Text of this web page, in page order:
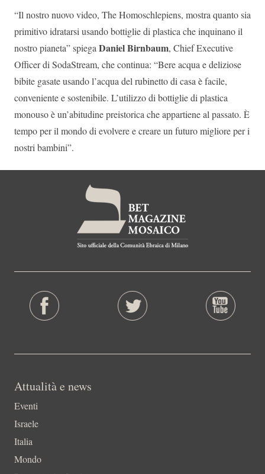
“Il nostro nuovo video, The Homoschlepiens, mostra quanto sia
primitivo idratarsi usando bottiglie di plastica che inquinano il
nostro pianeta” spiega Daniel Birnbaum, Chief Executive
Officer di SodaStream, che continua: “Bere acqua e deliziose
bibite gasate usando l’acqua del rubinetto di casa è facile,
conveniente e sostenibile. L’utilizzo di bottiglie di plastica
monouso è un’abitudine preistorica che appartiene al passato. È
tempo per il mondo di evolvere e creare un futuro migliore per i
nostri bambini”.
Attualità e news
Eventi
Israele
Italia
Mondo